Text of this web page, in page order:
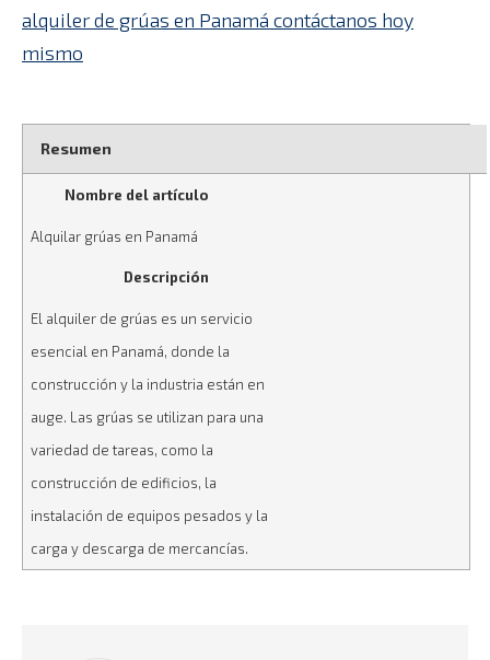
alquiler de grúas en Panamá contáctanos hoy
mismo
Resumen
Nombre del artículo
Alquilar grúas en Panamá
Descripción
El alquiler de grúas es un servicio
esencial en Panamá, donde la
construcción y la industria están en
auge. Las grúas se utilizan para una
variedad de tareas, como la
construcción de edificios, la
instalación de equipos pesados y la
carga y descarga de mercancías.